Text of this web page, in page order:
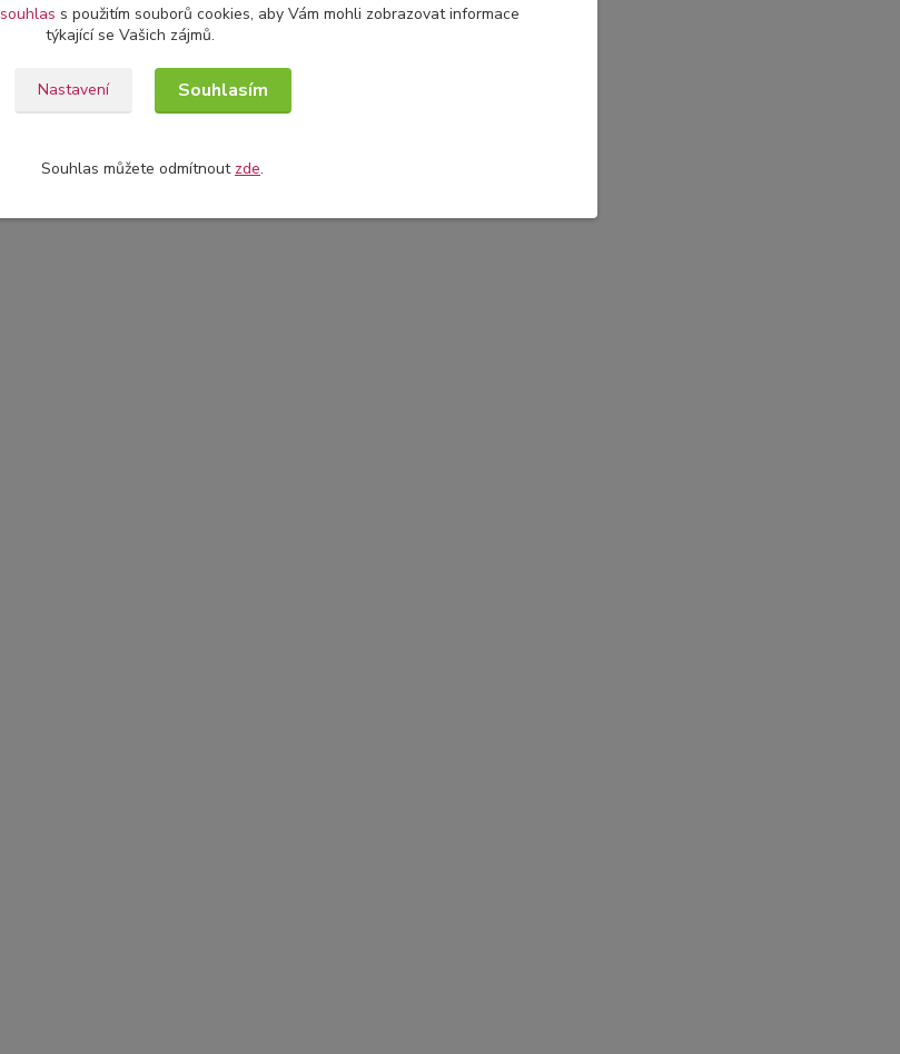
souhlas s použitím souborů cookies, aby Vám mohli zobrazovat informace
týkající se Vašich zájmů.
Nastavení Souhlasím
Souhlas můžete odmítnout zde.